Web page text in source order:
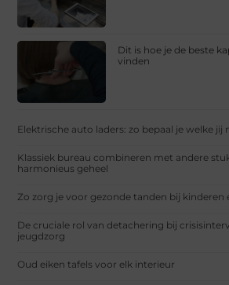
Dit is hoe je de beste
vinden
Elektrische auto laders: zo bepaal je welke jij
Klassiek bureau combineren met andere
harmonieus geheel
Zo zorg je voor gezonde tanden bij kinderen
De cruciale rol van detachering bij
jeugdzorg
Oud eiken tafels voor elk interieur